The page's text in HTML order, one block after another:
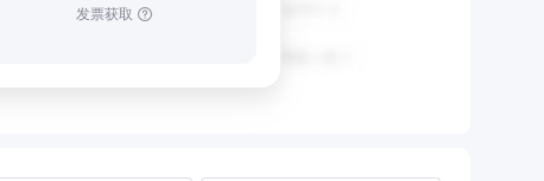
发票获取